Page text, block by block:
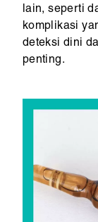
lain, seperti
komplikasi
deteksi dini
penting.